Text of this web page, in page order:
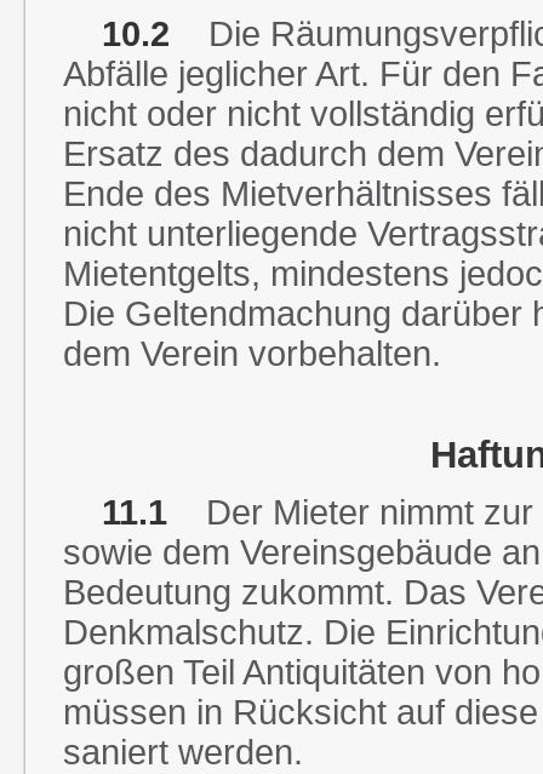
10.2 Die
Abfälle jeglicher Art. Für den
nicht oder nicht vollständig
Ersatz des dadurch dem
Ende des Mietverhältnisses
nicht unterliegende
Mietentgelts, mindestens
Die Geltendmachung darüber
dem Verein vorbehalten.
11.1 Der Mieter nimmt
sowie dem Vereinsgebäude
Bedeutung zukommt. Das
Denkmalschutz. Die
großen Teil Antiquitäten von
müssen in Rücksicht auf
saniert werden.